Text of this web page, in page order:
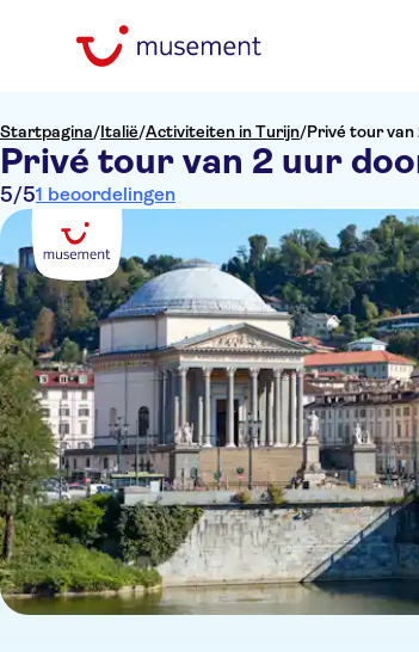
Startpagina/Italië/Activiteiten in Turijn/Privé tour van
Privé tour van 2 uur
5/51 beoordelingen